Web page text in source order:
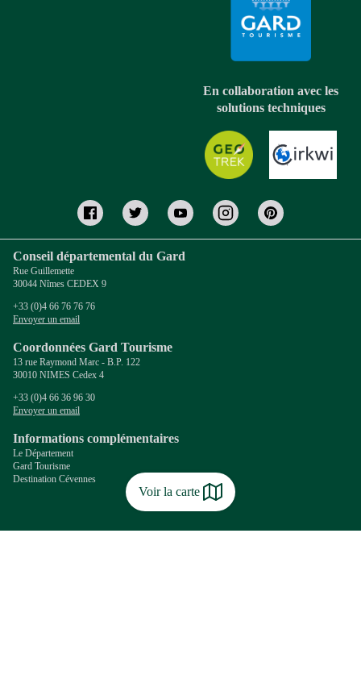
Voir la carte
En collaboration avec les
solutions techniques
Conseil départemental du Gard
Rue Guillemette
30044 Nîmes CEDEX 9
+33 (0)4 66 76 76 76
Envoyer un email
Coordonnées Gard Tourisme
13 rue Raymond Marc - B.P. 122
30010 NIMES Cedex 4
+33 (0)4 66 36 96 30
Envoyer un email
Informations complémentaires
Le Département
Gard Tourisme
Destination Cévennes